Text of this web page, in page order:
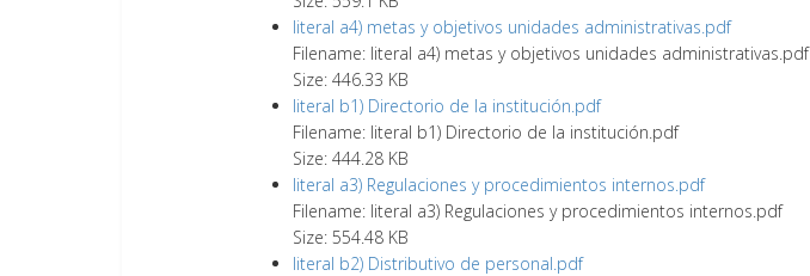
literal a4) metas y objetivos unidades administrativas.pdf
Filename: literal a4) metas y objetivos unidades administrativas.pdf
Size: 446.33 KB
literal b1) Directorio de la institución.pdf
Filename: literal b1) Directorio de la institución.pdf
Size: 444.28 KB
literal a3) Regulaciones y procedimientos internos.pdf
Filename: literal a3) Regulaciones y procedimientos internos.pdf
Size: 554.48 KB
literal b2) Distributivo de personal.pdf